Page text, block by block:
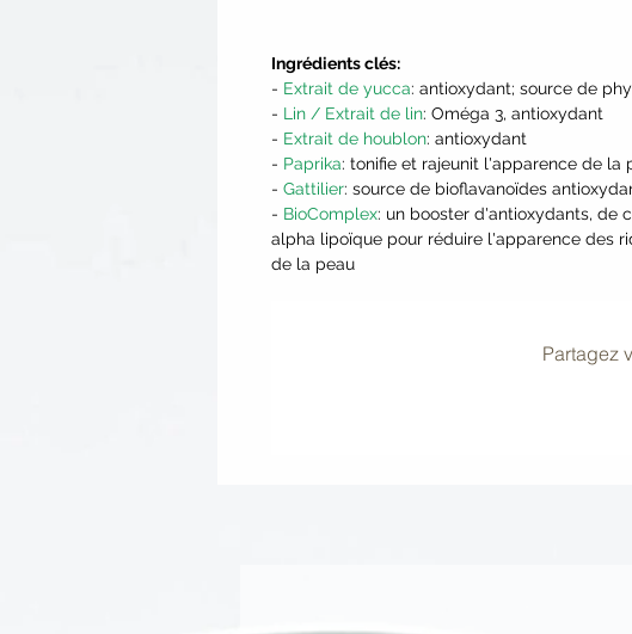
Ingrédients clés:
- Extrait de yucca: antioxydant; source de
- Lin / Extrait de lin: Oméga 3, antioxydant
- Extrait de houblon: antioxydant
- Paprika: tonifie et rajeunit l'apparence de la
- Gattilier: source de bioflavanoïdes
- BioComplex: un booster d'antioxydants, de
alpha lipoïque pour réduire l'apparence des
de la peau
Partagez